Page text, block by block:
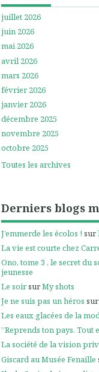
juillet 2026
juin 2026
mai 2026
avril 2026
mars 2026
février 2026
janvier 2026
décembre 2025
novembre 2025
octobre 2025
Toutes les archives
Derniers blogs
J’emmerde les écolos ! sur
La vie est courte chez
Ono, tome 3 , le secret du
jeunesse
Le soirsurMy shots
Je ne suis pas un héros sur
Les eaux glacées de la
”Reprends ton pays. Tout
La société de la vision
Giscard au Musée Fenaille